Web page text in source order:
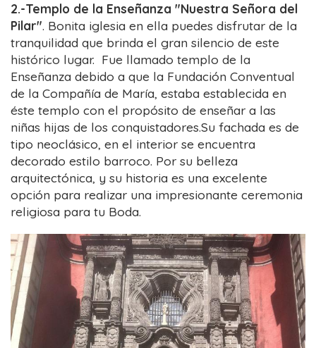
2.-Templo de la Enseñanza "Nuestra Señora del
Pilar". Bonita iglesia en ella puedes disfrutar de la
tranquilidad que brinda el gran silencio de este
histórico lugar. Fue llamado templo de la
Enseñanza debido a que la Fundación Conventual
de la Compañía de María, estaba establecida en
éste templo con el propósito de enseñar a las
niñas hijas de los conquistadores.Su fachada es de
tipo neoclásico, en el interior se encuentra
decorado estilo barroco. Por su belleza
arquitectónica, y su historia es una excelente
opción para realizar una impresionante ceremonia
religiosa para tu Boda.